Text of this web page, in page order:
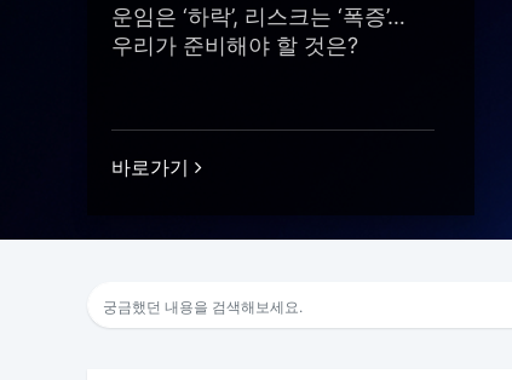
운임은 ‘하락’, 리스크는 ‘폭증’…
우리가 준비해야 할 것은?
바로가기